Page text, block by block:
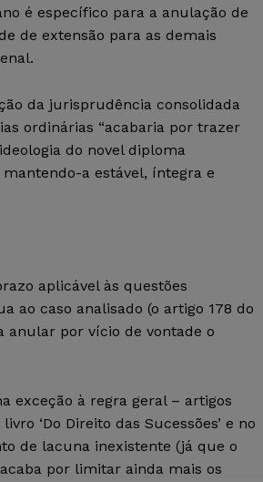
é específico para a anulação de
de extensão para as demais
da jurisprudência consolidada
ordinárias “acabaria por trazer
do novel diploma
a estável, íntegra e
aplicável às questões
ao caso analisado (o artigo 178 do
anular por vício de vontade o
exceção à regra geral – artigos
‘Do Direito das Sucessões’ e no
de lacuna inexistente (já que o
por limitar ainda mais os